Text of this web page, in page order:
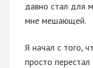
давно стал для
мне мешающей.
Я начал с того,
просто